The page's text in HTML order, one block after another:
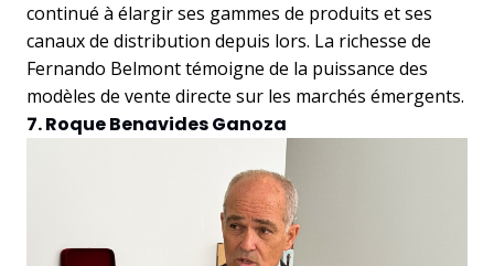
continué à élargir ses gammes de produits et ses
canaux de distribution depuis lors. La richesse de
Fernando Belmont témoigne de la puissance des
modèles de vente directe sur les marchés émergents.
7. Roque Benavides Ganoza